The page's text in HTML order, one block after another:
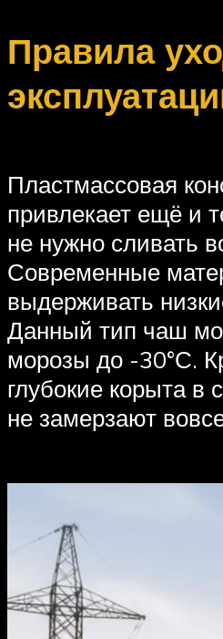
Правила
Пластмассовая
привлекает ещё и
не нужно сливать
Современные
выдерживать
Данный тип чаш
морозы до -30°С.
глубокие корыта в
не замерзают